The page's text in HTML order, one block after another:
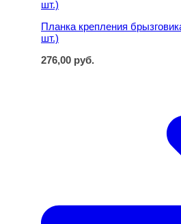
Планка крепления
шт.)
276,00 руб.